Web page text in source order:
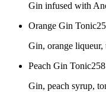
Gin infused with
Orange Gin Tonic
Gin, orange liqueur,
Peach Gin Tonic258
Gin, peach syrup,